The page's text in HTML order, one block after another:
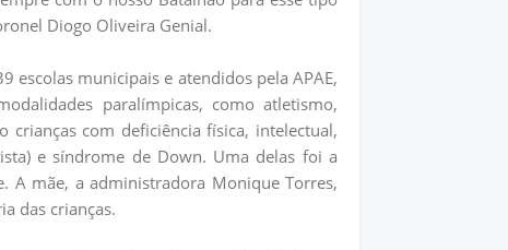
Diogo Oliveira Genial.
escolas municipais e atendidos pela APAE,
paralímpicas, como atletismo,
crianças com deficiência física, intelectual,
e síndrome de Down. Uma delas foi a
A mãe, a administradora Monique Torres,
das crianças.